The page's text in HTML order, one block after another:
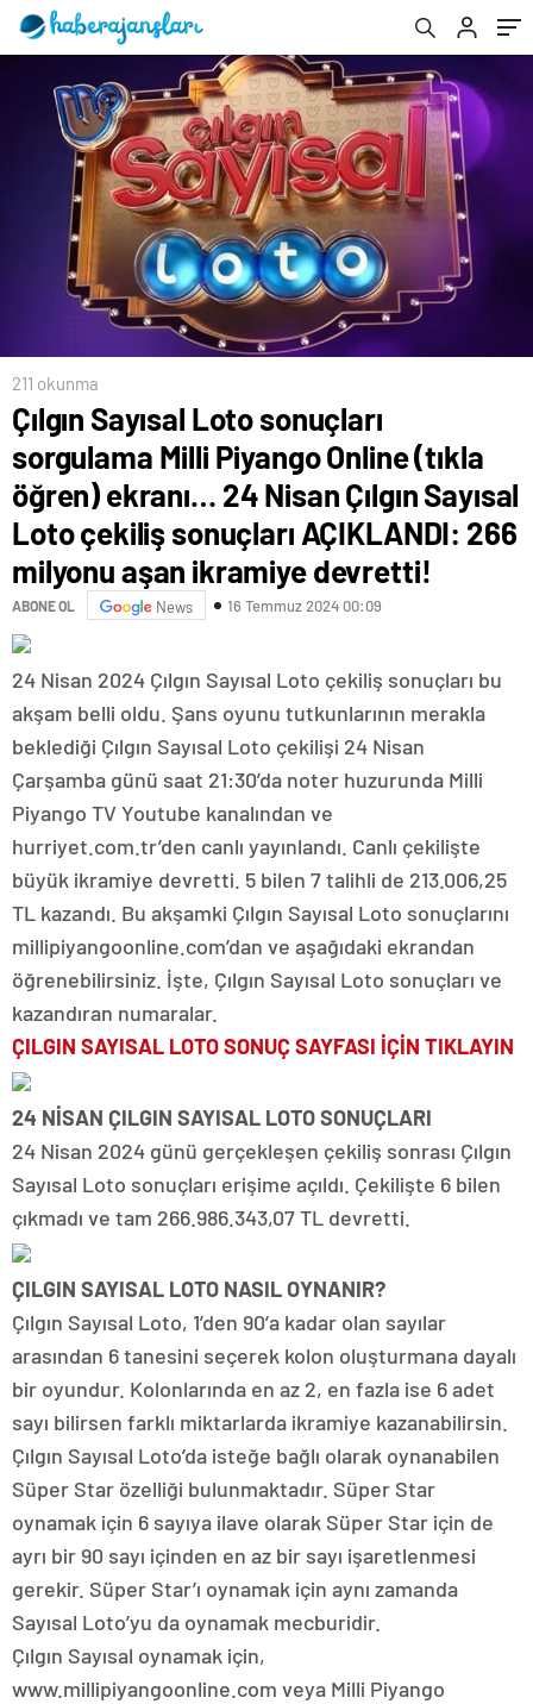
Nisan Çılgın Sayısal Loto çekiliş sonuçları
AÇIKLANDI: 266 milyonu aşan ikramiye
211 okunma
Çılgın Sayısal Loto sonuçları
sorgulama Milli Piyango Online (tıkla
öğren) ekranı… 24 Nisan Çılgın Sayısal
Loto çekiliş sonuçları AÇIKLANDI: 266
milyonu aşan ikramiye devretti!
ABONE OL News 16 Temmuz 2024 00:09
24 Nisan 2024 Çılgın Sayısal Loto çekiliş sonuçları bu
akşam belli oldu. Şans oyunu tutkunlarının merakla
beklediği Çılgın Sayısal Loto çekilişi 24 Nisan
Çarşamba günü saat 21:30’da noter huzurunda Milli
Piyango TV Youtube kanalından ve
hurriyet.com.tr’den canlı yayınlandı. Canlı çekilişte
büyük ikramiye devretti. 5 bilen 7 talihli de 213.006,25
TL kazandı. Bu akşamki Çılgın Sayısal Loto sonuçlarını
millipiyangoonline.com’dan ve aşağıdaki ekrandan
öğrenebilirsiniz. İşte, Çılgın Sayısal Loto sonuçları ve
kazandıran numaralar.
ÇILGIN SAYISAL LOTO SONUÇ SAYFASI İÇİN TIKLAYIN
24 NİSAN ÇILGIN SAYISAL LOTO SONUÇLARI
24 Nisan 2024 günü gerçekleşen çekiliş sonrası Çılgın
Sayısal Loto sonuçları erişime açıldı. Çekilişte 6 bilen
çıkmadı ve tam 266.986.343,07 TL devretti.
ÇILGIN SAYISAL LOTO NASIL OYNANIR?
Çılgın Sayısal Loto, 1’den 90’a kadar olan sayılar
arasından 6 tanesini seçerek kolon oluşturmana dayalı
bir oyundur. Kolonlarında en az 2, en fazla ise 6 adet
sayı bilirsen farklı miktarlarda ikramiye kazanabilirsin.
Çılgın Sayısal Loto’da isteğe bağlı olarak oynanabilen
Süper Star özelliği bulunmaktadır. Süper Star
oynamak için 6 sayıya ilave olarak Süper Star için de
ayrı bir 90 sayı içinden en az bir sayı işaretlenmesi
gerekir. Süper Star’ı oynamak için aynı zamanda
Sayısal Loto’yu da oynamak mecburidir.
Çılgın Sayısal oynamak için,
www.millipiyangoonline.com veya Milli Piyango